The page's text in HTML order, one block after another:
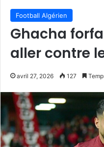
Football Algérien
Ghacha
aller contre
avril 27, 2026 127